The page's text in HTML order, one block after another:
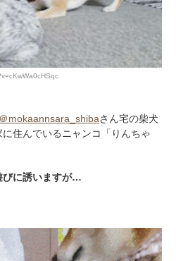
＠mokaannsara_shibaさん宅の柴犬
住んでいるニャンコ「りんちゃ
びに誘いますが…